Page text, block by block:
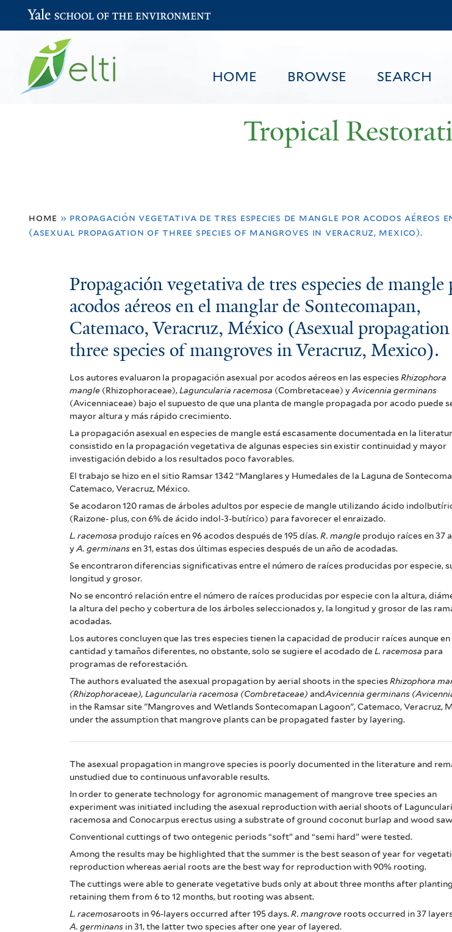
to
content
HOME BROWSE SEARCH
Yale School of the Environment
Tropical
are
home » propagación vegetativa de tres especies de mangle por acodos aéreos
(asexual propagation of three species of mangroves in veracruz, mexico).
Propagación
vegetativa
de
tres
especies
de
mangle
por
acodos
aéreos
en
el
manglar
de
Sontecomapan,
Catemaco,
Veracruz,
México
(Asexual
propagation
of
three
species
of
mangroves
in
Veracruz,
Mexico).
Propagación vegetativa de tres especies de mangle
acodos aéreos en el manglar de Sontecomapan,
Catemaco, Veracruz, México (Asexual
three species of mangroves in Veracruz, Mexico).
Los autores evaluaron la propagación asexual por acodos aéreos en las especies Rhizophora
mangle (Rhizophoraceae), Laguncularia racemosa (Combretaceae) yAvicennia germinans
(Avicenniaceae) bajo el supuesto de que una planta de mangle propagada por acodo puede
mayor altura y más rápido crecimiento.
La propagación asexual en especies de mangle está escasamente documentada en la
consistido en la propagación vegetativa de algunas especies sin existir continuidad y mayor
investigación debido a los resultados poco favorables.
El trabajo se hizo en el sitio Ramsar 1342 “Manglares y Humedales de la Laguna de
Catemaco, Veracruz, México.
Se acodaron 120 ramas de árboles adultos por especie de mangle utilizando ácido
(Raizone- plus, con 6% de ácido indol-3-butírico) para favorecer el enraizado.
L. racemosa produjo raíces en 96 acodos después de 195 días. R. mangle produjo raíces en 37
yA. germinansen 31, estas dos últimas especies después de un año de acodadas.
Se encontraron diferencias significativas entre el número de raíces producidas por especie,
longitud y grosor.
No se encontró relación entre el número de raíces producidas por especie con la altura,
la altura del pecho y cobertura de los árboles seleccionados y, la longitud y grosor de las
acodadas.
Los autores concluyen que las tres especies tienen la capacidad de producir raíces aunque en
cantidad y tamaños diferentes, no obstante, solo se sugiere el acodado de L. racemosa para
programas de reforestación.
The authors evaluated the asexual propagation by aerial shoots in the species Rhizophora
(Rhizophoraceae), Laguncularia racemosa (Combretaceae) andAvicennia germinans
in the Ramsar site "Mangroves and Wetlands Sontecomapan Lagoon", Catemaco, Veracruz,
under the assumption that mangrove plants can be propagated faster by layering.
The asexual propagation in mangrove species is poorly documented in the literature and
unstudied due to continuous unfavorable results.
In order to generate technology for agronomic management of mangrove tree species an
experiment was initiated including the asexual reproduction with aerial shoots of
racemosa and Conocarpus erectus using a substrate of ground coconut burlap and wood
Conventional cuttings of two ontegenic periods “soft” and “semi hard” were tested.
Among the results may be highlighted that the summer is the best season of year for
reproduction whereas aerial roots are the best way for reproduction with 90% rooting.
The cuttings were able to generate vegetative buds only at about three months after planting
retaining them from 6 to 12 months, but rooting was absent.
L. racemosaroots in 96-layers occurred after 195 days. R. mangrove roots occurred in 37
A. germinans in 31, the latter two species after one year of layered.